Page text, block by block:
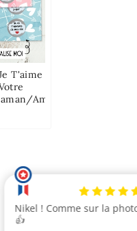
T'aime
ami(e)